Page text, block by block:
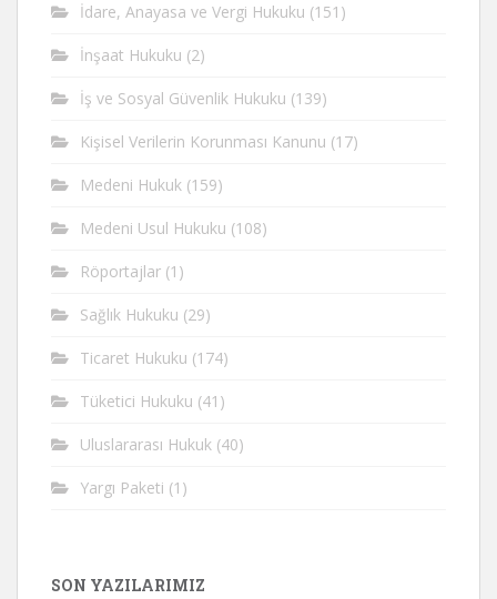
İdare, Anayasa ve Vergi Hukuku (151)
İnşaat Hukuku (2)
İş ve Sosyal Güvenlik Hukuku (139)
Kişisel Verilerin Korunması Kanunu (17)
Medeni Hukuk (159)
Medeni Usul Hukuku (108)
Röportajlar (1)
Sağlık Hukuku (29)
Ticaret Hukuku (174)
Tüketici Hukuku (41)
Uluslararası Hukuk (40)
Yargı Paketi (1)
SON YAZILARIMIZ